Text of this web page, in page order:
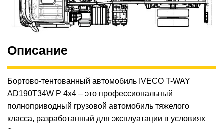
Описание
Бортово-тентованный автомобиль IVECO T-WAY
AD190T34W Р 4х4 – это профессиональный
полноприводный грузовой автомобиль тяжелого
класса, разработанный для эксплуатации в условиях